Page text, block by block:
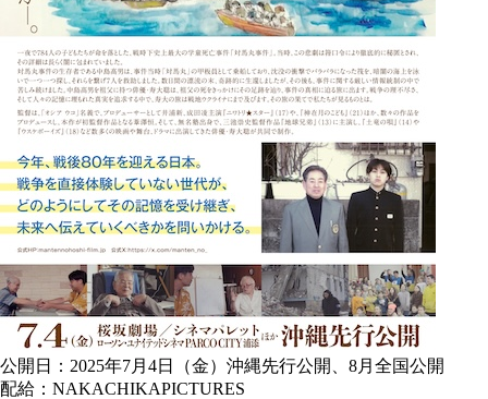
公開日：2025年7月4日（金）沖縄先行公開、8月全国公開
配給：NAKACHIKAPICTURES